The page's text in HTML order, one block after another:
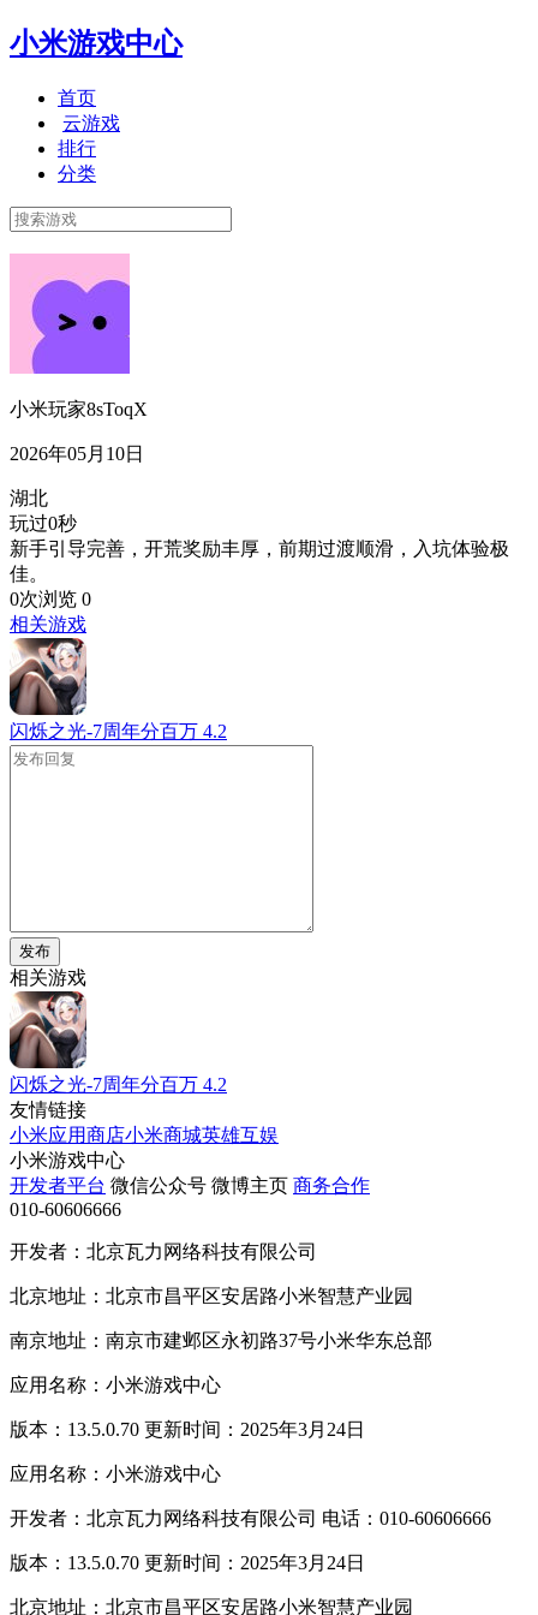
小米游戏中心
首页
云游戏
排行
分类
小米玩家8sToqX
2026年05月10日
湖北
玩过0秒
新手引导完善，开荒奖励丰厚，前期过渡顺滑，入坑体验极
佳。
0次浏览 0
相关游戏
闪烁之光-7周年分百万 4.2
发布
相关游戏
闪烁之光-7周年分百万 4.2
友情链接
小米应用商店小米商城英雄互娱
小米游戏中心
开发者平台 微信公众号 微博主页 商务合作
010-60606666
开发者：北京瓦力网络科技有限公司
北京地址：北京市昌平区安居路小米智慧产业园
南京地址：南京市建邺区永初路37号小米华东总部
应用名称：小米游戏中心
版本：13.5.0.70 更新时间：2025年3月24日
应用名称：小米游戏中心
开发者：北京瓦力网络科技有限公司 电话：010-60606666
版本：13.5.0.70 更新时间：2025年3月24日
北京地址：北京市昌平区安居路小米智慧产业园